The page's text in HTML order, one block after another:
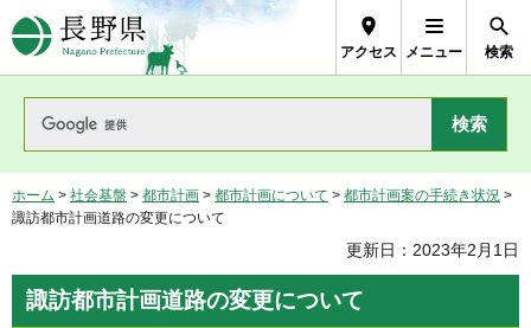
長野県Nagano Prefecture
アクセス メニュー 検索
ホーム > 社会基盤 > 都市計画 > 都市計画について > 都市計画案の手続き状況 >
諏訪都市計画道路の変更について
更新日：2023年2月1日
諏訪都市計画道路の変更について